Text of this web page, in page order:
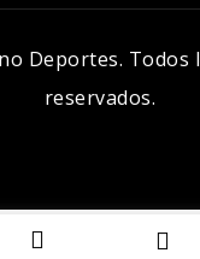
Deportes. Todos
reservados.